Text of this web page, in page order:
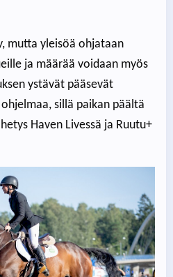
mutta yleisöä ohjataan
ja määrää voidaan myös
ystävät pääsevät
sillä paikan päältä
Haven Livessä ja Ruutu+